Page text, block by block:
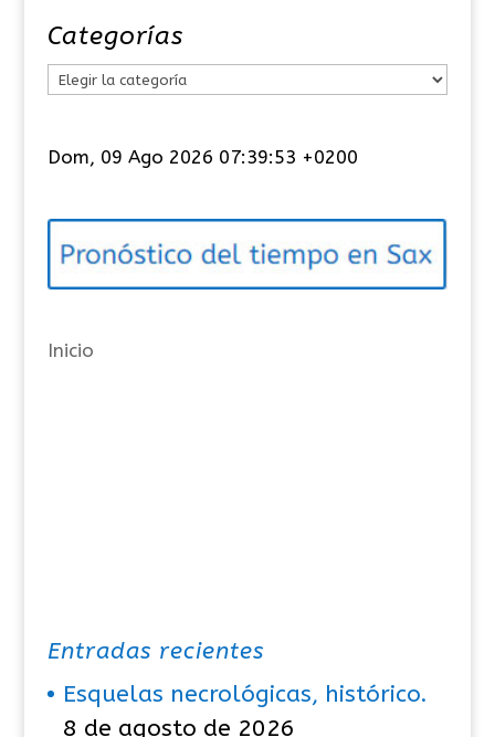
Categorías
e
o
í
s
Dom, 09 Ago 2026 07:39:53 +0200
Inicio
Entradas recientes
Esquelas necrológicas, histórico.
8 de agosto de 2026